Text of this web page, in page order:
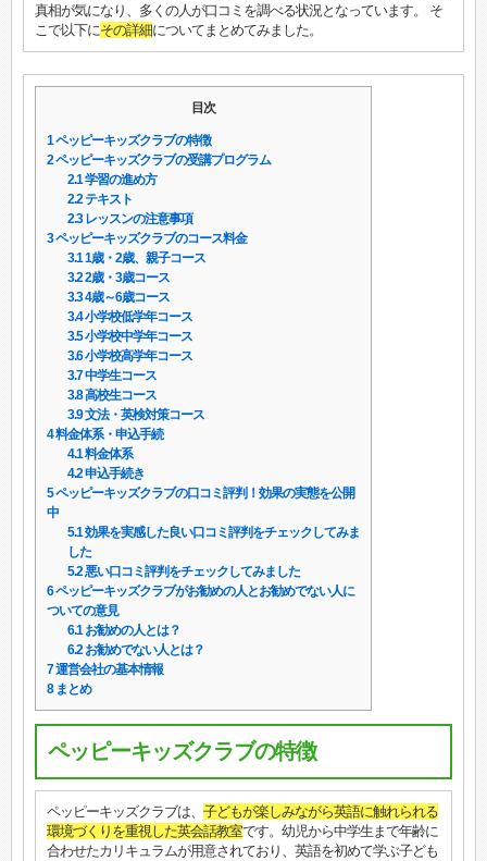
真相が気になり、多くの人が口コミを調べる状況となっています。 そ
こで以下にその詳細についてまとめてみました。
目次
1ペッピーキッズクラブの特徴
2ペッピーキッズクラブの受講プログラム
2.1学習の進め方
2.2テキスト
2.3レッスンの注意事項
3ペッピーキッズクラブのコース料金
3.11歳・2歳、親子コース
3.22歳・3歳コース
3.34歳～6歳コース
3.4小学校低学年コース
3.5小学校中学年コース
3.6小学校高学年コース
3.7中学生コース
3.8高校生コース
3.9文法・英検対策コース
4料金体系・申込手続
4.1料金体系
4.2申込手続き
5ペッピーキッズクラブの口コミ評判！効果の実態を公開
中
5.1効果を実感した良い口コミ評判をチェックしてみま
した
5.2悪い口コミ評判をチェックしてみました
6ペッピーキッズクラブがお勧めの人とお勧めでない人に
ついての意見
6.1お勧めの人とは？
6.2お勧めでない人とは？
7運営会社の基本情報
8まとめ
ペッピーキッズクラブの特徴
ペッピーキッズクラブは、 子どもが楽しみながら英語に触れられる
環境づくりを重視した英会話教室です。幼児から中学生まで年齢に
合わせたカリキュラムが用意されており、英語を初めて学ぶ子ども